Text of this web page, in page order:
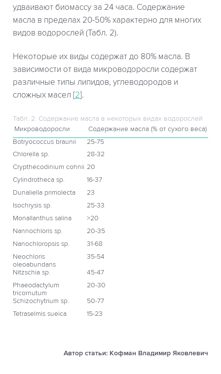
удваивают биомассу за 24 часа. Содержание
масла в пределах 20-50% характерно для многих
видов водорослей (Табл. 2).
Некоторые их виды содержат до 80% масла. В
зависимости от вида микроводоросли содержат
различные типы липидов, углеводородов и
сложных масел [2].
Табл. 2. Содержание масла в некоторых видах водорослей
Микроводоросли
Содержание масла (% от сухого веса)
Botryococcus braunii
25-75
Chlorella sp.
28-32
Crypthecodinium cohnii 20
Cylindrotheca sp.
16-37
Dunaliella primolecta
23
Isochrysis sp.
25-33
Monallanthus salina
>20
Nannochloris sp.
20-35
Nanochloropsis sp.
31-68
Neochloris
oleoabundans
35-54
Nitzschia sp.
45-47
Phaeodactylum
tricornutum
20-30
Schizochytrium sp.
50-77
Tetraselmis sueica
15-23
Автор статьи: Кофман Владимир Яковлевич